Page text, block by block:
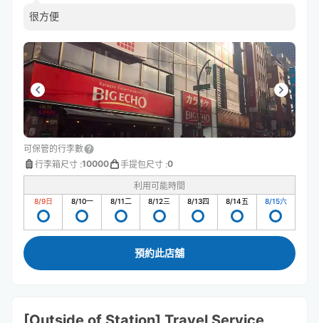
很方便
可保管的行李數
行李箱尺寸 :10000 手提包尺寸 :0
利用可能時間
8/9日 8/10一 8/11二 8/12三 8/13四 8/14五 8/15六
預約此店舖